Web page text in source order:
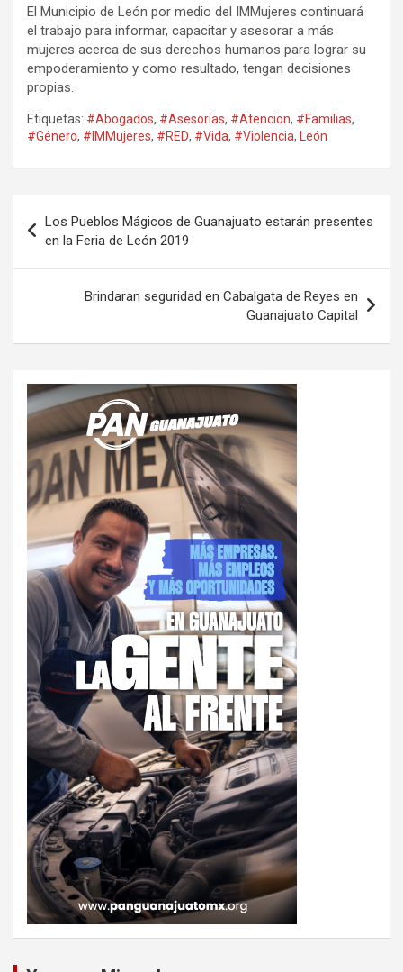
El Municipio de León por medio del IMMujeres continuará
el trabajo para informar, capacitar y asesorar a más
mujeres acerca de sus derechos humanos para lograr su
empoderamiento y como resultado, tengan decisiones
propias.
Etiquetas: #Abogados, #Asesorías, #Atencion, #Familias,
#Género, #IMMujeres, #RED, #Vida, #Violencia, León
de
entradas
Los Pueblos Mágicos de Guanajuato estarán presentes
en la Feria de León 2019
Brindaran seguridad en Cabalgata de Reyes en
Guanajuato Capital